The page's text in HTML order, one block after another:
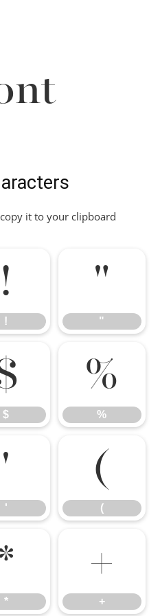
it to your clipboard
!
!
"
"
$
%
%
'
'
(
(
*
*
+
+